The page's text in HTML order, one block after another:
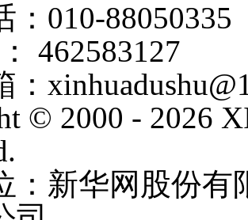
：010-88050335
462583127
：
© 2000 - 2026
：新华网股份